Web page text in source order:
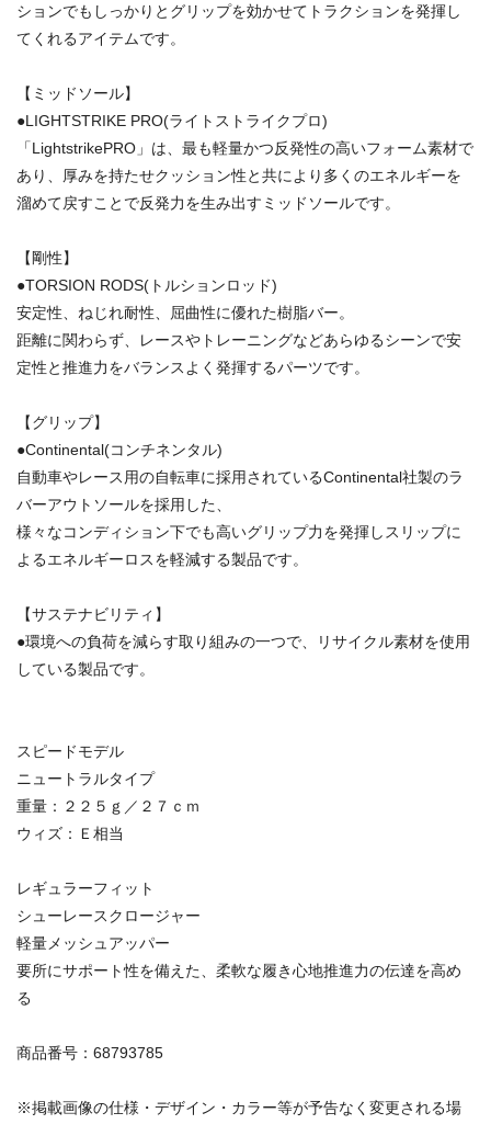
ションでもしっかりとグリップを効かせてトラクションを発揮し
てくれるアイテムです。
【ミッドソール】
●LIGHTSTRIKE PRO(ライトストライクプロ)
「LightstrikePRO」は、最も軽量かつ反発性の高いフォーム素材で
あり、厚みを持たせクッション性と共により多くのエネルギーを
溜めて戻すことで反発力を生み出すミッドソールです。
【剛性】
●TORSION RODS(トルションロッド)
安定性、ねじれ耐性、屈曲性に優れた樹脂バー。
距離に関わらず、レースやトレーニングなどあらゆるシーンで安
定性と推進力をバランスよく発揮するパーツです。
【グリップ】
●Continental(コンチネンタル)
自動車やレース用の自転車に採用されているContinental社製のラ
バーアウトソールを採用した、
様々なコンディション下でも高いグリップ力を発揮しスリップに
よるエネルギーロスを軽減する製品です。
【サステナビリティ】
●環境への負荷を減らす取り組みの一つで、リサイクル素材を使用
している製品です。
スピードモデル
ニュートラルタイプ
重量：２２５ｇ／２７ｃｍ
ウィズ：Ｅ相当
レギュラーフィット
シューレースクロージャー
軽量メッシュアッパー
要所にサポート性を備えた、柔軟な履き心地推進力の伝達を高め
る
商品番号：68793785
※掲載画像の仕様・デザイン・カラー等が予告なく変更される場